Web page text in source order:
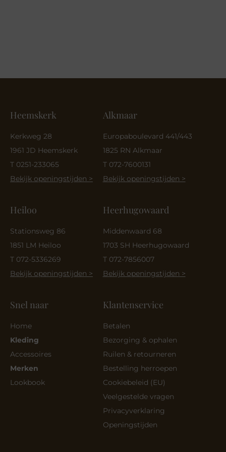
Heemskerk
Kerkweg 28
1961 JD Heemskerk
T 0251-233065
Bekijk openingstijden >
Heiloo
Stationsweg 86
1851 LM Heiloo
T 072-5336269
Bekijk openingstijden >
Alkmaar
Europaboulevard 441/443
1825 RN Alkmaar
T 072-7600131
Bekijk openingstijden >
Heerhugowaard
Middenwaard 68
1703 SH Heerhugowaard
T 072-7856007
Bekijk openingstijden >
Snel naar
Home
Kleding
Accessoires
Merken
Lookbook
Klantenservice
Betalen
Bezorging & ophalen
Ruilen & retourneren
Bestelling herroepen
Cookiebeleid (EU)
Veelgestelde vragen
Privacyverklaring
Openingstijden